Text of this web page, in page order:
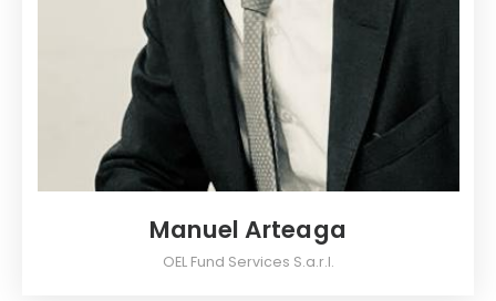
Manuel Arteaga
OEL Fund Services S.a.r.l.